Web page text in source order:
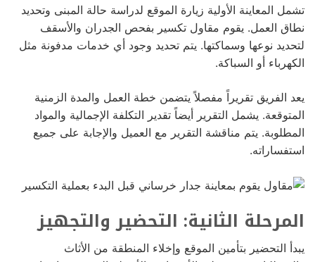
تشمل المعاينة الأولية زيارة الموقع لدراسة حالة المبنى وتحديد
نطاق العمل. يقوم مقاول تكسير بفحص الجدران والأسقف
لتحديد نوعها وسماكتها. يتم تحديد وجود أي خدمات مدفونة مثل
الكهرباء أو السباكة.
يعد الفريق تقريراً مفصلاً يتضمن خطة العمل والمدة الزمنية
المتوقعة. يشمل التقرير أيضاً تقدير التكلفة الإجمالية والمواد
المطلوبة. يتم مناقشة التقرير مع العميل والإجابة على جميع
استفساراته.
المرحلة الثانية: التحضير والتجهيز
يبدأ التحضير بتأمين الموقع وإخلاء المنطقة من الأثاث